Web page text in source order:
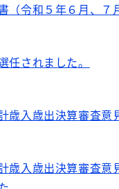
（令和５年６月、７
任されました。
歳入歳出決算審査意
歳入歳出決算審査